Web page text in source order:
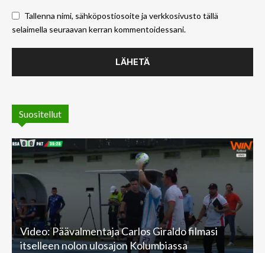
Tallenna nimi, sähköpostiosoite ja verkkosivusto tällä
selaimella seuraavan kerran kommentoidessani.
Suositellut
Video: Päävalmentaja Carlos Giraldo filmasi
itselleen nolon ulosajon Kolumbiassa